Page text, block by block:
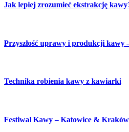
Jak lepiej zrozumieć ekstrakcję
Przyszłość uprawy i produkcji kawy
Technika robienia kawy z kawiarki
Festiwal Kawy – Katowice &